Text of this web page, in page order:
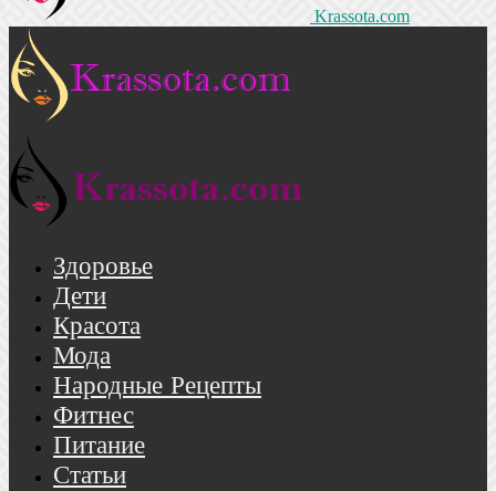
Krassota.com
Здоровье
Дети
Красота
Мода
Народные Рецепты
Фитнес
Питание
Статьи